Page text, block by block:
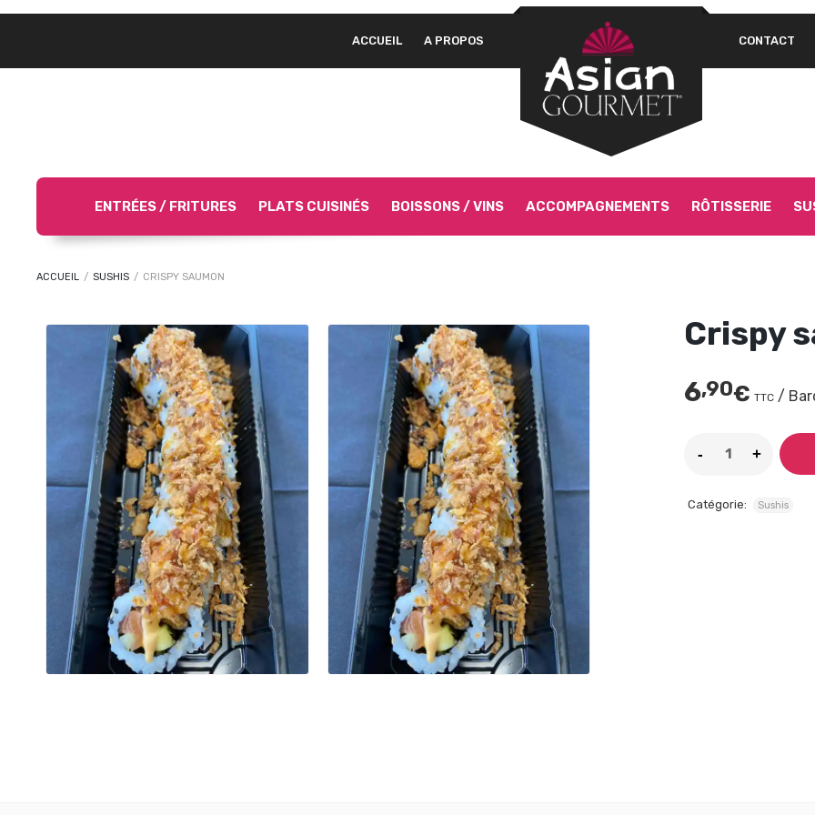
CONTACT
ACCUEIL A PROPOS
OBLIGATOIRE
SE CONNECTER
Mot de passe perdu ?
ENTRÉES / FRITURES PLATS CUISINÉS BOISSONS / VINS ACCOMPAGNEMENTS RÔTISSERIE
ACCUEIL / SUSHIS / CRISPY SAUMON
Crispy
6,90€ TTC /
Catégorie: Sushis